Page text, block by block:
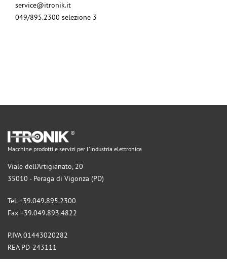
service@itronik.it
049/895.2300 selezione 3
Macchine prodotti e servizi per l'industria elettronica
Viale dell'Artigianato, 20
35010 - Peraga di Vigonza (PD)
Tel. +39.049.895.2300
Fax +39.049.893.4822
P.IVA 01443020282
REA PD-243111